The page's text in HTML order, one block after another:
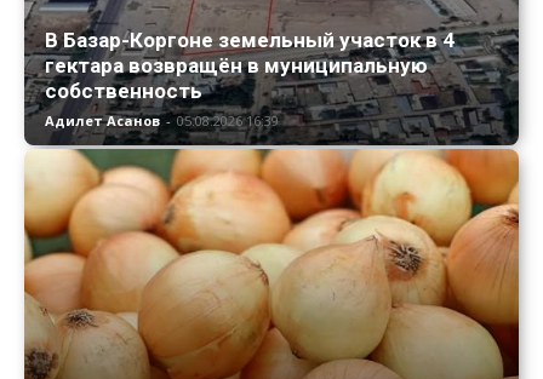
В Базар-Коргоне земельный участок в 4
гектара возвращён в муниципальную
собственность
Адилет Асанов - 05.08.2026 16:39